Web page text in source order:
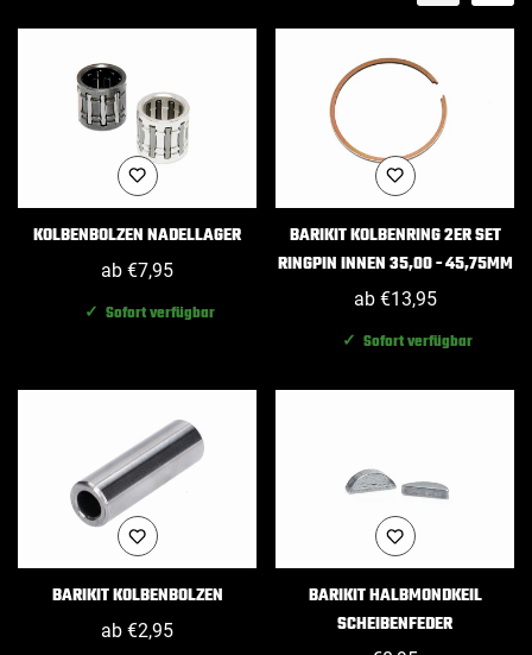
KOLBENBOLZEN NADELLAGER
Regulärer
ab €7,95
✓ Sofort verfügbar
BARIKIT KOLBENRING 2ER SET
RINGPIN INNEN 35,00 - 45,75MM
Regulärer
ab €13,95
✓ Sofort verfügbar
BARIKIT KOLBENBOLZEN
Regulärer
ab €2,95
BARIKIT HALBMONDKEIL
SCHEIBENFEDER